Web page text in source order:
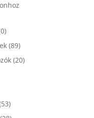
(89)
(20)